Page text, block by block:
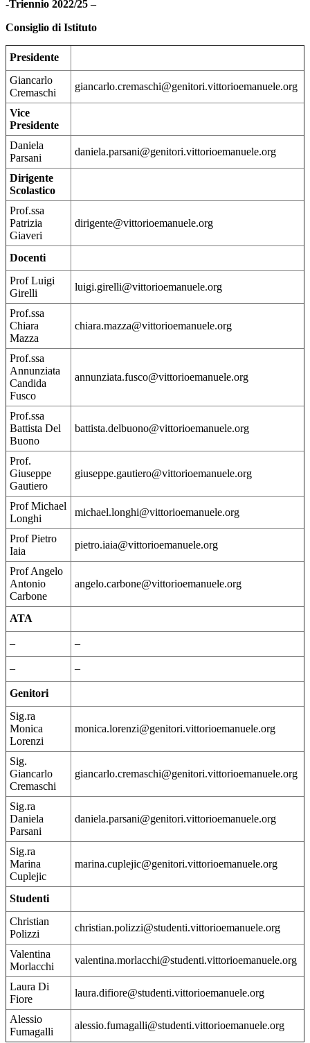
-Triennio 2022/25 –
Consiglio di Istituto
Presidente
Giancarlo
Cremaschi
giancarlo.cremaschi@genitori.vittorioemanuele.org
Vice
Presidente
Daniela
Parsani
daniela.parsani@genitori.vittorioemanuele.org
Dirigente
Scolastico
Prof.ssa
Patrizia
Giaveri
dirigente@vittorioemanuele.org
Docenti
Prof Luigi
Girelli
luigi.girelli@vittorioemanuele.org
Prof.ssa
Chiara
Mazza
chiara.mazza@vittorioemanuele.org
Prof.ssa
Annunziata
Candida
Fusco
annunziata.fusco@vittorioemanuele.org
Prof.ssa
Battista Del
Buono
battista.delbuono@vittorioemanuele.org
Prof.
Giuseppe
Gautiero
giuseppe.gautiero@vittorioemanuele.org
Prof Michael
Longhi
michael.longhi@vittorioemanuele.org
Prof Pietro
Iaia
pietro.iaia@vittorioemanuele.org
Prof Angelo
Antonio
Carbone
angelo.carbone@vittorioemanuele.org
ATA
– –
– –
Genitori
Sig.ra
Monica
Lorenzi
monica.lorenzi@genitori.vittorioemanuele.org
Sig.
Giancarlo
Cremaschi
giancarlo.cremaschi@genitori.vittorioemanuele.org
Sig.ra
Daniela
Parsani
daniela.parsani@genitori.vittorioemanuele.org
Sig.ra
Marina
Cuplejic
marina.cuplejic@genitori.vittorioemanuele.org
Studenti
Christian
Polizzi
christian.polizzi@studenti.vittorioemanuele.org
Valentina
Morlacchi
valentina.morlacchi@studenti.vittorioemanuele.org
Laura Di
Fiore
laura.difiore@studenti.vittorioemanuele.org
Alessio
Fumagalli
alessio.fumagalli@studenti.vittorioemanuele.org